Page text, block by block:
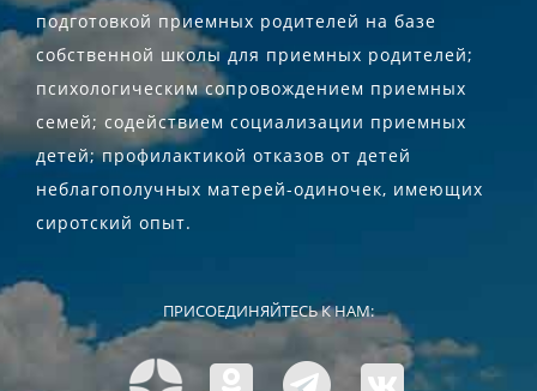
подготовкой приемных родителей на базе
собственной школы для приемных родителей;
психологическим сопровождением приемных
семей; содействием социализации приемных
детей; профилактикой отказов от детей
неблагополучных матерей-одиночек, имеющих
сиротский опыт.
ПРИСОЕДИНЯЙТЕСЬ К НАМ: